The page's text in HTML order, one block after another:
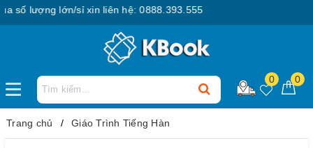
lượng lớn/sỉ xin liên hệ: 0888.393.555
0 0
Trang chủ Giáo Trình Tiếng Hàn